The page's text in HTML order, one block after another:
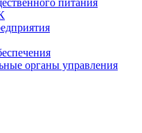
органы управления